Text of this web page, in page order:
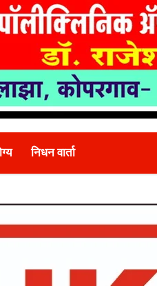
निधन वार्ता